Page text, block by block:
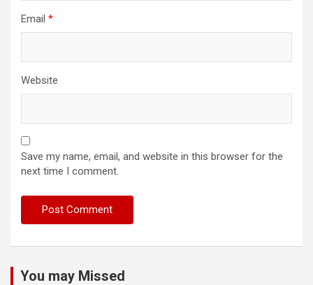
Email *
Website
Save my name, email, and website in this browser for the
next time I comment.
You may Missed